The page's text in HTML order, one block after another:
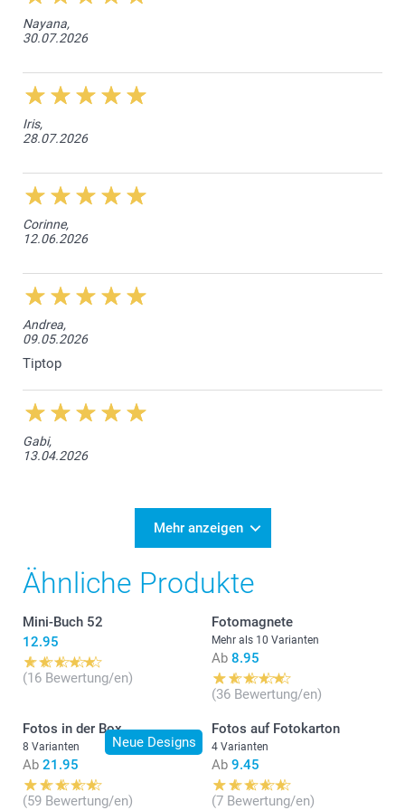
1000+
Nayana,
30.07.2026
Iris,
28.07.2026
Corinne,
12.06.2026
Andrea,
09.05.2026
Tiptop
Gabi,
13.04.2026
Mehr anzeigen
Ähnliche Produkte
Mini-Buch 52
12.95
(16 Bewertung/en)
Fotomagnete
Mehr als 10 Varianten
Ab 8.95
(36 Bewertung/en)
Neue Designs
Fotos in der Box
8 Varianten
Ab 21.95
(59 Bewertung/en)
Fotos auf Fotokarton
4 Varianten
Ab 9.45
(7 Bewertung/en)